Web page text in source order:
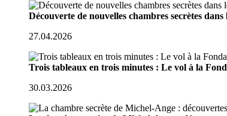
Découverte de nouvelles chambres secrètes
27.04.2026
Trois tableaux en trois minutes : Le vol à la
30.03.2026